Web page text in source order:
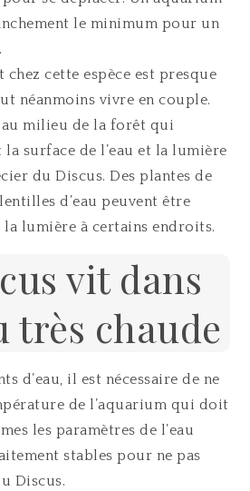
le minimum pour un
chez cette espèce est presque
néanmoins vivre en couple.
au milieu de la forêt qui
surface de l’eau et la lumière
du Discus. Des plantes de
d’eau peuvent être
lumière à certains endroits.
vit dans
très chaude
d’eau, il est nécessaire de ne
de l’aquarium qui doit
les paramètres de l’eau
stables pour ne pas
Discus.